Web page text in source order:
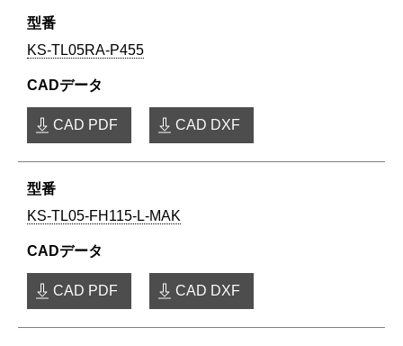
KS-TL05RA-P455
CAD PDF CAD DXF
KS-TL05-FH115-L-MAK
CAD PDF CAD DXF